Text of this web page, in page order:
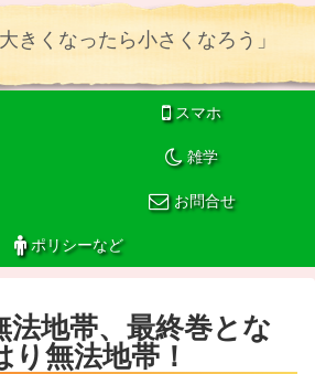
きくなったら小さくなろう」
スマホ
雑学
お問合せ
ポリシーなど
法地帯、最終巻とな
無法地帯！